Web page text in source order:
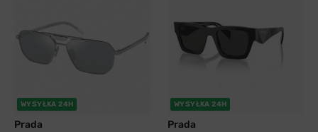
WYSYŁKA 24H
Prada
WYSYŁKA 24H
Prada